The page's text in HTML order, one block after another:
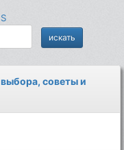
советы и